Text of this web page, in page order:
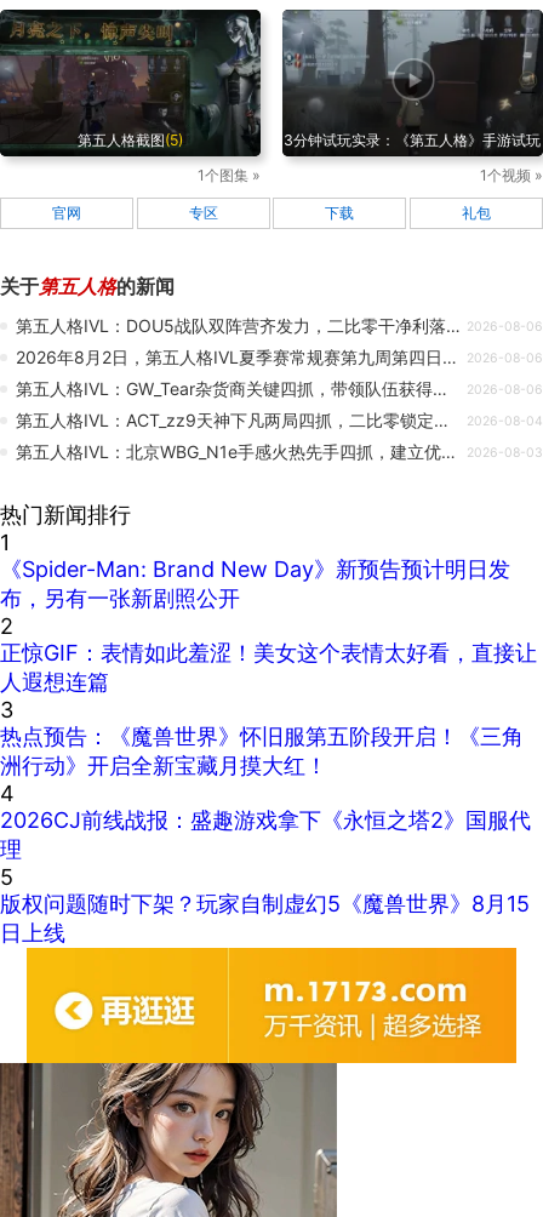
第五人格截图(5)
1个图集 »
3分钟试玩实录：《第五人格》手游试玩
1个视频 »
官网 专区 下载 礼包
关于第五人格的新闻
第五人格IVL：DOU5战队双阵营齐发力，二比零干净利落终结比赛！ 2026-08-06
2026年8月2日，第五人格IVL夏季赛常规赛第九周第四日的比赛结束，在当天的比赛中，GR以2胜0平 2026-08-06
第五人格IVL：GW_Tear杂货商关键四抓，带领队伍获得胜利！ 2026-08-06
第五人格IVL：ACT_zz9天神下凡两局四抓，二比零锁定胜局！ 2026-08-04
第五人格IVL：北京WBG_N1e手感火热先手四抓，建立优势取得胜利！ 2026-08-03
热门新闻排行
1
《Spider-Man: Brand New Day》新预告预计明日发
布，另有一张新剧照公开
2
正惊GIF：表情如此羞涩！美女这个表情太好看，直接让
人遐想连篇
3
热点预告：《魔兽世界》怀旧服第五阶段开启！《三角
洲行动》开启全新宝藏月摸大红！
4
2026CJ前线战报：盛趣游戏拿下《永恒之塔2》国服代
理
5
版权问题随时下架？玩家自制虚幻5《魔兽世界》8月15
日上线